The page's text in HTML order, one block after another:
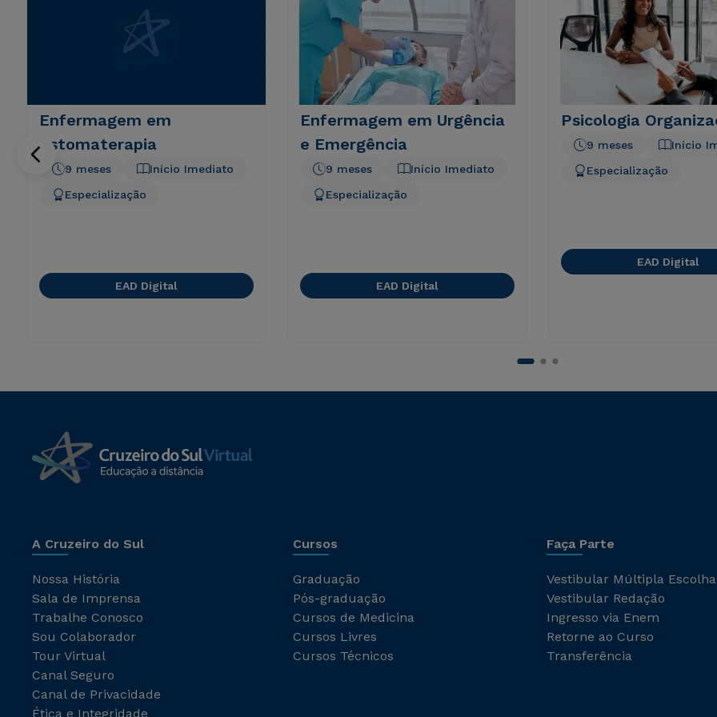
Enfermagem em
Estomaterapia
Início Imediato
9 meses
Especialização
EAD Digital
Enfermagem em Urgência
e Emergência
Início Imediato
9 meses
Especialização
EAD Digital
Psicologia
Início
9 meses
Especialização
EAD Digital
A Cruzeiro do Sul
Nossa História
Sala de Imprensa
Trabalhe Conosco
Sou Colaborador
Tour Virtual
Canal Seguro
Canal de Privacidade
Ética e Integridade
Cursos
Graduação
Pós-graduação
Cursos de Medicina
Cursos Livres
Cursos Técnicos
Faça Parte
Vestibular Múltipla Escolha
Vestibular Redação
Ingresso via Enem
Retorne ao Curso
Transferência